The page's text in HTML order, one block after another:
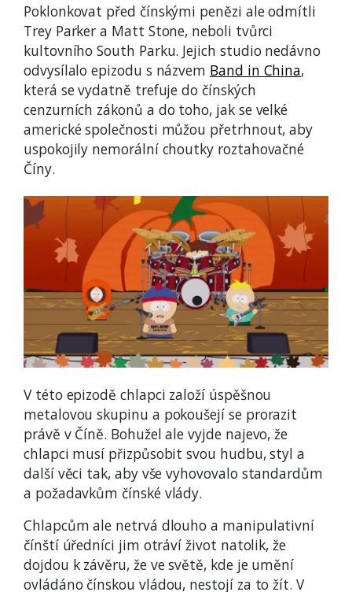
Poklonkovat před čínskými penězi ale odmítli
Trey Parker a Matt Stone, neboli tvůrci
kultovního South Parku. Jejich studio nedávno
odvysílalo epizodu s názvem Band in China,
která se vydatně trefuje do čínských
cenzurních zákonů a do toho, jak se velké
americké společnosti můžou přetrhnout, aby
uspokojily nemorální choutky roztahovačné
Číny.
V této epizodě chlapci založí úspěšnou
metalovou skupinu a pokoušejí se prorazit
právě v Číně. Bohužel ale vyjde najevo, že
chlapci musí přizpůsobit svou hudbu, styl a
další věci tak, aby vše vyhovovalo standardům
a požadavkům čínské vlády.
Chlapcům ale netrvá dlouho a manipulativní
čínští úředníci jim otráví život natolik, že
dojdou k závěru, že ve světě, kde je umění
ovládáno čínskou vládou, nestojí za to žít. V